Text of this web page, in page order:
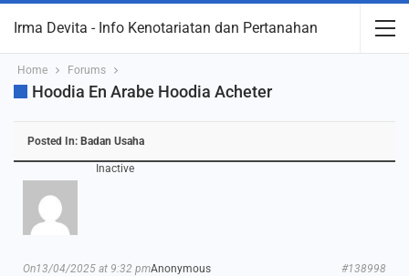
Irma Devita - Info Kenotariatan dan Pertanahan
Home Forums
Hoodia En Arabe Hoodia Acheter
Posted In: Badan Usaha
Inactive
Anonymous
On13/04/2025 at 9:32 pm #138998